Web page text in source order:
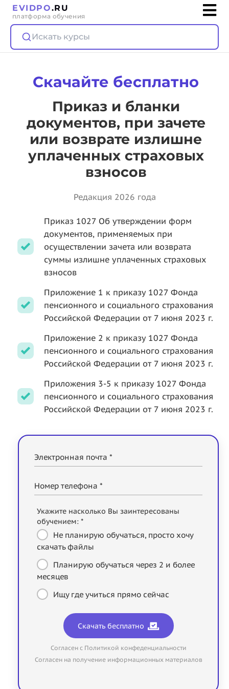
EVIDPO.RU
платформа обучения
Искать курсы
Скачайте бесплатно
Приказ и бланки
документов, при зачете
или возврате излишне
уплаченных страховых
взносов
Редакция 2026 года
Приказ 1027 Об утверждении форм
документов, применяемых при
осуществлении зачета или возврата
суммы излишне уплаченных страховых
взносов
Приложение 1 к приказу 1027 Фонда
пенсионного и социального страхования
Российской Федерации от 7 июня 2023 г.
Приложение 2 к приказу 1027 Фонда
пенсионного и социального страхования
Российской Федерации от 7 июня 2023 г.
Приложения 3-5 к приказу 1027 Фонда
пенсионного и социального страхования
Российской Федерации от 7 июня 2023 г.
Электронная почта *
Номер телефона *
Укажите насколько Вы заинтересованы
обучением: *
Не планирую обучаться, просто хочу
скачать файлы
Планирую обучаться через 2 и более
месяцев
Ищу где учиться прямо сейчас
Скачать бесплатно
Согласен с Политикой конфеденциальности
Согласен на получение информационных материалов